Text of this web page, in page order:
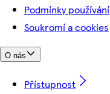
Podmínky používání
Soukromí a cookies
O nás
Přístupnost